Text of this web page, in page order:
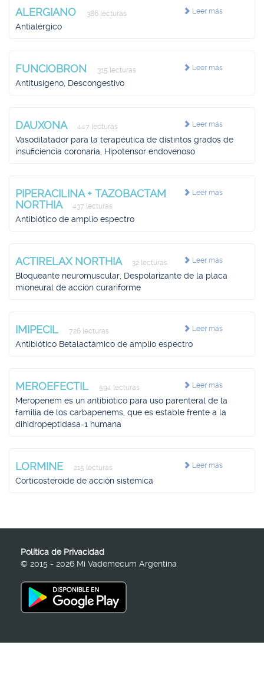
Leer más
ALERGIANO 386 lecturas
Antialérgico
Leer más
FUNCIOBRON 315 lecturas
Antitusígeno, Descongestivo
Leer más
DAUXONA 447 lecturas
Vasodilatador para la terapéutica de distintos grados de
insuficiencia coronaria, Hipotensor endovenoso
Leer más
PIPERACILINA + TAZOBACTAM
NORTHIA
437 lecturas
Antibiótico de amplio espectro
Leer más
ACTIRELAX NORTHIA 32 lecturas
Bloqueante neuromuscular, Despolarizante de la placa
mioneural de acción curariforme
Leer más
IMIPECIL 726 lecturas
Antibiótico Betalactámico de amplio espectro
Leer más
MEROEFECTIL 594 lecturas
Meropenem es un antibiótico para uso parenteral de la
familia de los carbapenems, que es estable frente a la
dihidropeptidasa-1 humana
Leer más
LORMINE 215 lecturas
Corticosteroide de acción sistémica
Política de Privacidad
© 2015 - 2026 Mi Vademecum Argentina